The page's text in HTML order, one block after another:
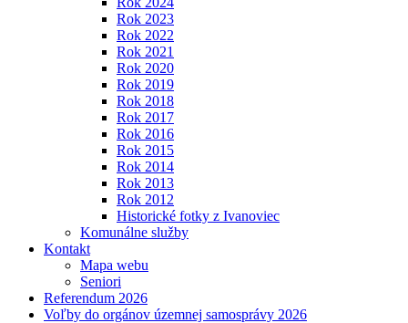
Rok 2023
Rok 2022
Rok 2021
Rok 2020
Rok 2019
Rok 2018
Rok 2017
Rok 2016
Rok 2015
Rok 2014
Rok 2013
Rok 2012
Historické fotky z Ivanoviec
Komunálne služby
Kontakt
Mapa webu
Seniori
Referendum 2026
Voľby do orgánov územnej samosprávy 2026